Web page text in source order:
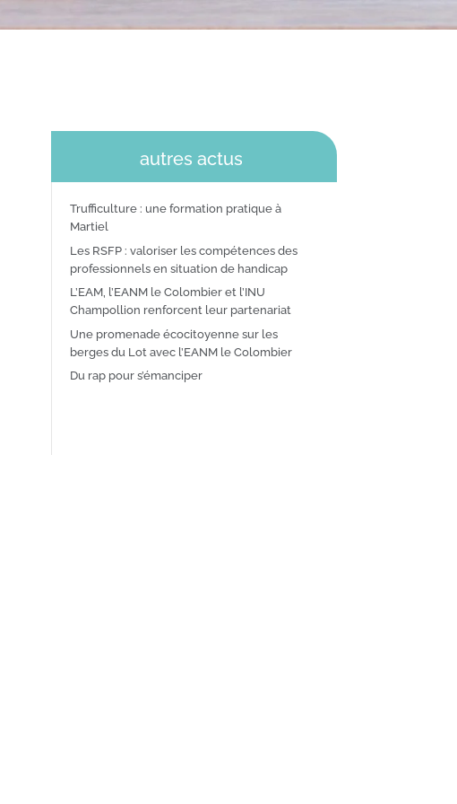
autres actus
Trufficulture : une formation pratique à
Martiel
Les RSFP : valoriser les compétences des
professionnels en situation de handicap
L’EAM, l’EANM le Colombier et l’INU
Champollion renforcent leur partenariat
Une promenade écocitoyenne sur les
berges du Lot avec l’EANM le Colombier
Du rap pour s’émanciper